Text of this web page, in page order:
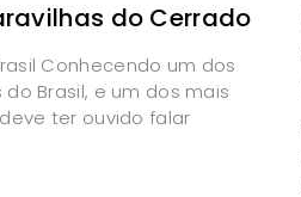
do Cerrado
Conhecendo um dos
Brasil, e um dos mais
ter ouvido falar